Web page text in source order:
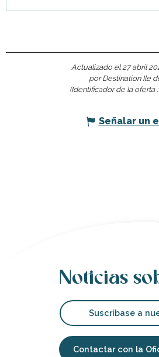
Actualizado el 27 abril
por Destination Ile
(Identificador de la oferta :
Señalar un
Noticias
Suscríbase a
Contactar con la